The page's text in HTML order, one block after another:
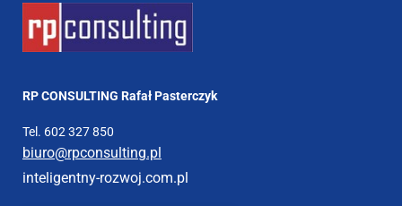
RP CONSULTING Rafał Pasterczyk
Tel. 602 327 850
biuro@rpconsulting.pl
inteligentny-rozwoj.com.pl